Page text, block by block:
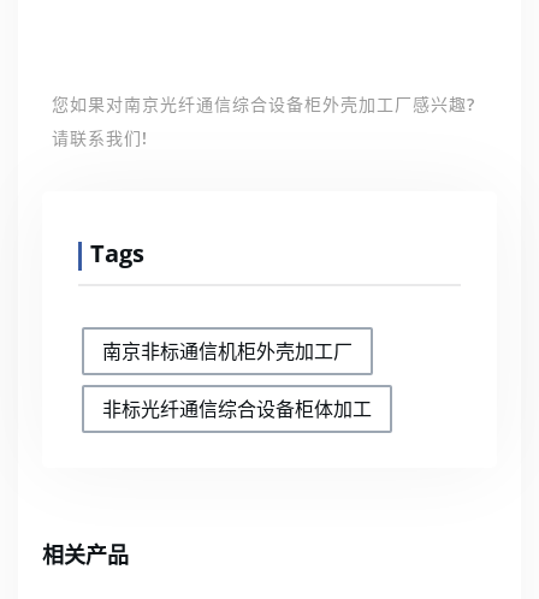
您如果对南京光纤通信综合设备柜外壳加工厂感兴趣?
请联系我们!
Tags
南京非标通信机柜外壳加工厂
非标光纤通信综合设备柜体加工
相关产品